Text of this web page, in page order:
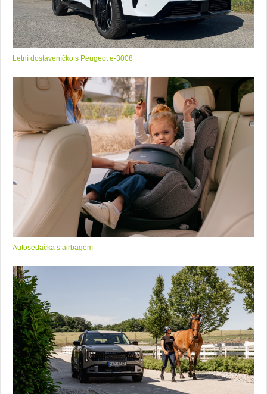
Letní dostaveníčko s Peugeot e-3008
Autosedačka s airbagem